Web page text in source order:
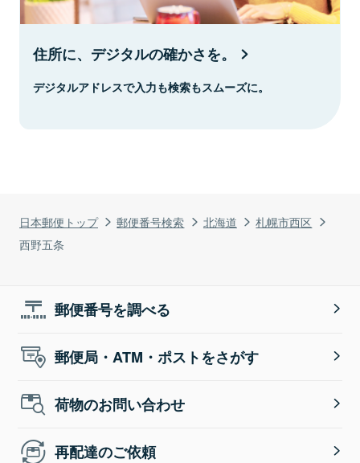
日本郵便トップ 郵便番号検索 北海道
札幌市西区
西野五条
住所に、デジタルの確かさを。
デジタルアドレスで入力も検索もスムーズに。
郵便番号を調べる
郵便局・ATM・ポストをさがす
荷物のお問い合わせ
再配達のご依頼